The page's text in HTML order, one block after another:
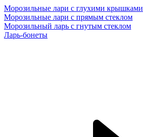
Морозильные лари с глухими крышками
Морозильные лари с прямым стеклом
Морозильный ларь с гнутым стеклом
Ларь-бонеты